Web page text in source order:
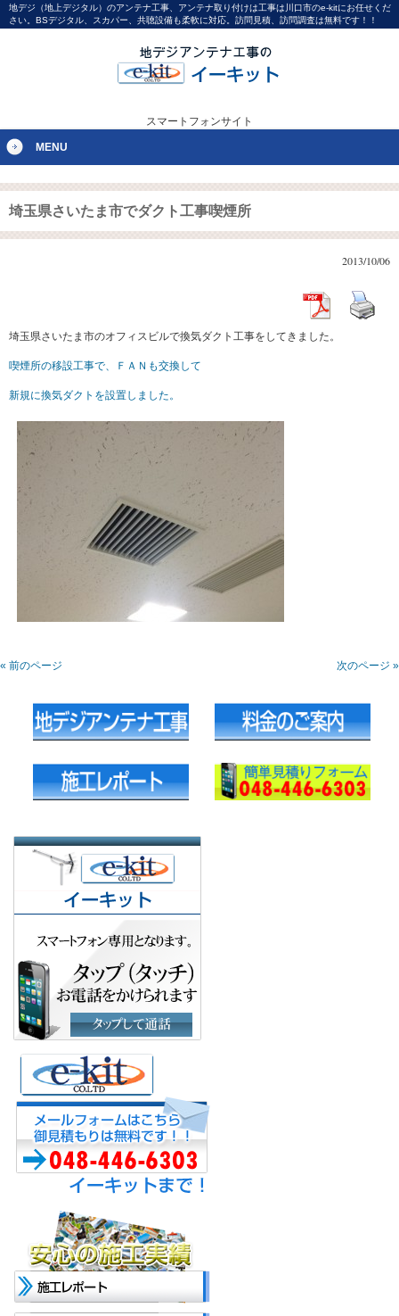
地デジ（地上デジタル）のアンテナ工事、アンテナ取り付けは工事は川口市のe-kitにお任せくだ
さい。BSデジタル、スカパー、共聴設備も柔軟に対応。訪問見積、訪問調査は無料です！！
スマートフォンサイト
MENU
埼玉県さいたま市でダクト工事喫煙所
2013/10/06
埼玉県さいたま市のオフィスビルで換気ダクト工事をしてきました。
喫煙所の移設工事で、ＦＡＮも交換して
新規に換気ダクトを設置しました。
« 前のページ 次のページ »